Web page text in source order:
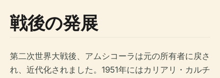
戦後の発展
第二次世界大戦後、アムシコーラは元の所有者に戻さ
れ、近代化されました。1951年にはカリアリ・カルチ